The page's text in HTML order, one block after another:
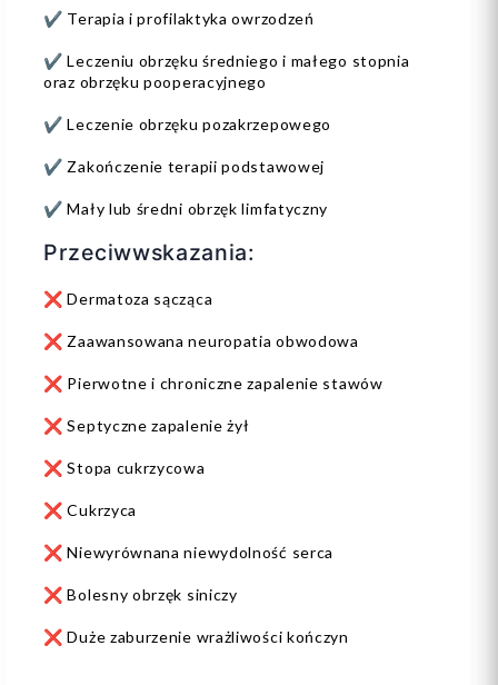
✔️ Terapia i profilaktyka owrzodzeń
✔️ Leczeniu obrzęku średniego i małego stopnia
oraz obrzęku pooperacyjnego
✔️ Leczenie obrzęku pozakrzepowego
✔️ Zakończenie terapii podstawowej
✔️ Mały lub średni obrzęk limfatyczny
Przeciwwskazania:
❌ Dermatoza sącząca
❌ Zaawansowana neuropatia obwodowa
❌ Pierwotne i chroniczne zapalenie stawów
❌ Septyczne zapalenie żył
❌ Stopa cukrzycowa
❌ Cukrzyca
❌ Niewyrównana niewydolność serca
❌ Bolesny obrzęk siniczy
❌ Duże zaburzenie wrażliwości kończyn